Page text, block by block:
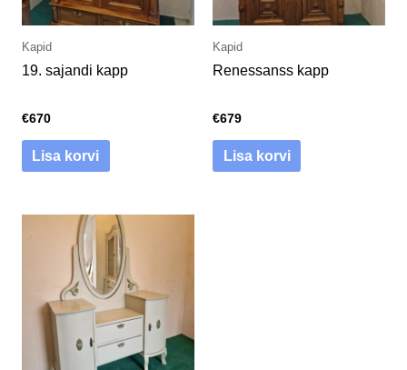
Kapid
19. sajandi kapp
€670
Lisa korvi
Kapid
Renessanss kapp
€679
Lisa korvi